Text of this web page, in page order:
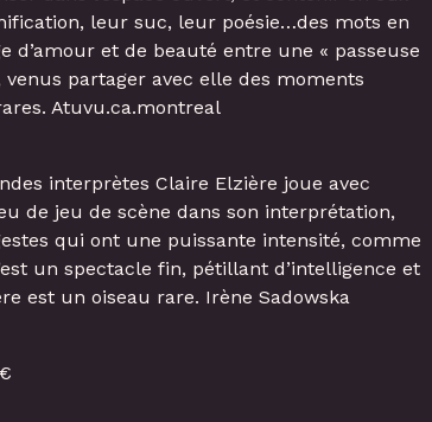
leur suc, leur poésie…des mots en
d’amour et de beauté entre une « passeuse
venus partager avec elle des moments
Atuvu.ca.montreal
interprètes Claire Elzière joue avec
de jeu de scène dans son interprétation,
qui ont une puissante intensité, comme
un spectacle fin, pétillant d’intelligence et
est un oiseau rare. Irène Sadowska